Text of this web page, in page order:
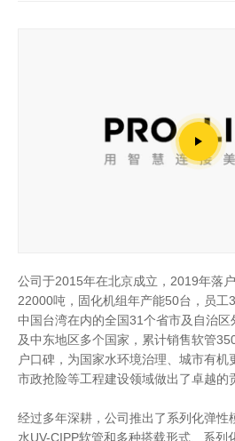
公司于2015年在北京成立，2019年落
22000吨，固化机组年产能50台，员工
中国台湾在内的全国31个省市及自治
及中东地区多个国家，累计销售软管
户口碑，为国家水环境治理、城市有机
市政抢险等工程建设领域做出了卓越的
经过多年深耕，公司推出了系列化弹性
水UV-CIPP软管和多种搭载形式、系列